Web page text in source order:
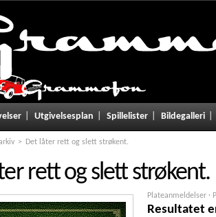
Utgivelsesplan Spillelister Bildegalleri
Det låter rett og slett strøkent.
rett og slett strøkent.
Plateanmeldelser ·
Resultatet